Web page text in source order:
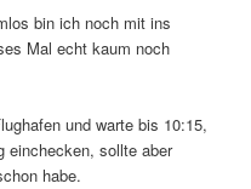
bin ich noch mit ins
Mal echt kaum noch
und warte bis 10:15,
einchecken, sollte aber
habe.